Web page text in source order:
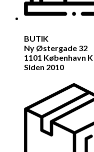
BUTIK
Ny Østergade 32
1101 København K
Siden 2010